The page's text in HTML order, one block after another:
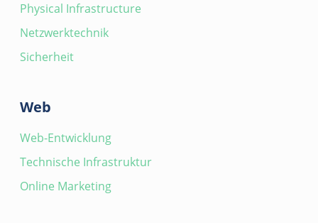
Physical Infrastructure
Netzwerktechnik
Sicherheit
Web
Web-Entwicklung
Technische Infrastruktur
Online Marketing